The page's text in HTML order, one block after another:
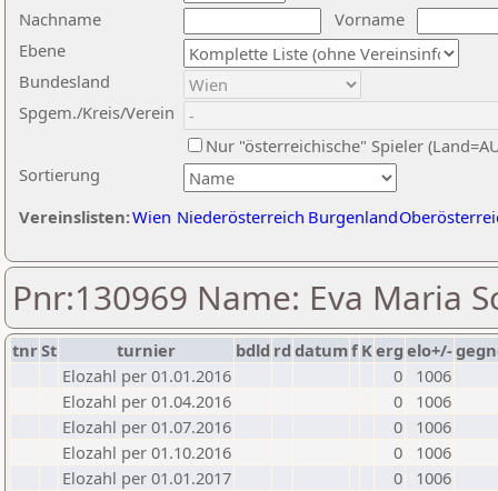
Nachname
Vorname
Ebene
Sortierung
Bundesland
Spgem./Kreis/Verein
Nur "österreichische" Spieler
Vereinslisten:Wien Niederösterreich Burgenland
Pnr:130969 Name: Eva Maria
tnrSt turnier bdld rd datumf Kerg elo+/-
Elozahl per 01.01.2016
0
1006
Elozahl per 01.04.2016
0
1006
Elozahl per 01.07.2016
0
1006
Elozahl per 01.10.2016
0
1006
Elozahl per 01.01.2017
0
1006